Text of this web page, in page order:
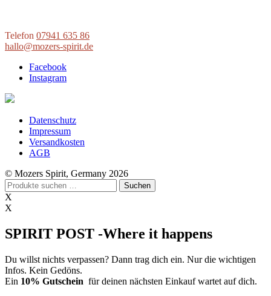
Telefon 07941 635 86
hallo@mozers-spirit.de
Facebook
Instagram
Datenschutz
Impressum
Versandkosten
AGB
© Mozers Spirit, Germany 2026
Suchen
nach:
Suchen
X
X
SPIRIT POST -Where it happens
Du willst nichts verpassen? Dann trag dich ein. Nur die wichtigen
Infos. Kein Gedöns.
Ein 10% Gutschein für deinen nächsten Einkauf wartet auf dich.